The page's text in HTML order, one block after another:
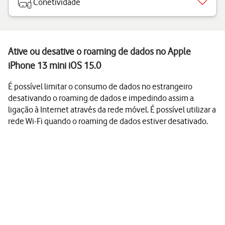
Conetividade
Ative ou desative o roaming de dados no Apple
iPhone 13 mini iOS 15.0
É possível limitar o consumo de dados no estrangeiro
desativando o roaming de dados e impedindo assim a
ligação à Internet através da rede móvel. É possível utilizar a
rede Wi-Fi quando o roaming de dados estiver desativado.